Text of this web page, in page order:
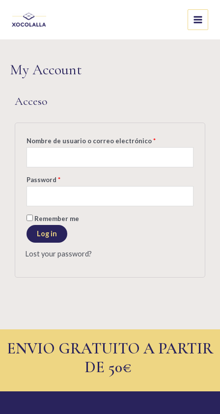
My Account
Acceso
Nombre de usuario o correo electrónico*
Password *
Remember me
Log in
Lost your password?
ENVIO GRATUITO A PARTIR
DE 50€